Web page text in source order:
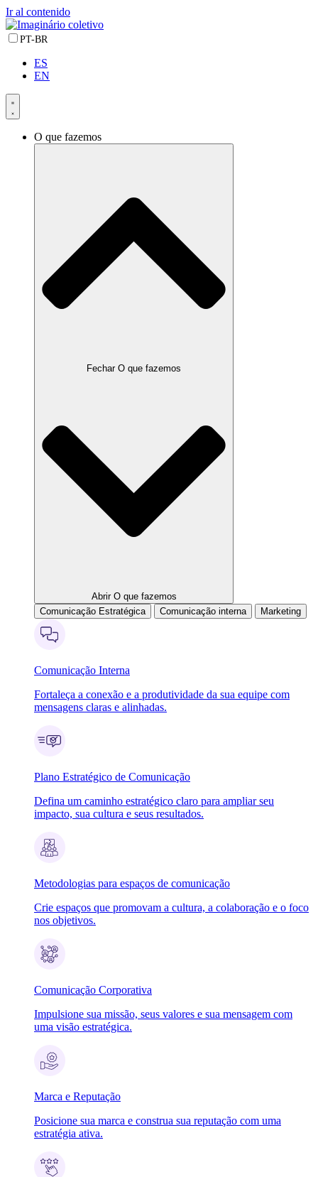
Ir al contenido
PT-BR
ES
EN
O que fazemos
Fechar O que fazemos
Abrir O que fazemos
Comunicação Estratégica
Comunicação interna Marketing
Comunicação Interna
Fortaleça a conexão e a produtividade da sua equipe com
mensagens claras e alinhadas.
Plano Estratégico de Comunicação
Defina um caminho estratégico claro para ampliar seu
impacto, sua cultura e seus resultados.
Metodologias para espaços de comunicação
Crie espaços que promovam a cultura, a colaboração e o foco
nos objetivos.
Comunicação Corporativa
Impulsione sua missão, seus valores e sua mensagem com
uma visão estratégica.
Marca e Reputação
Posicione sua marca e construa sua reputação com uma
estratégia ativa.